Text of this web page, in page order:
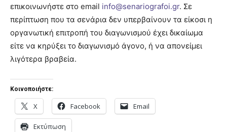
επικοινωνήστε στο email info@senariografoi.gr. Σε
περίπτωση που τα σενάρια δεν υπερβαίνουν τα είκοσι η
οργανωτική επιτροπή του διαγωνισμού έχει δικαίωμα
είτε να κηρύξει το διαγωνισμό άγονο, ή να απονείμει
λιγότερα βραβεία.
Κοινοποιήστε:
X Facebook Email
Εκτύπωση